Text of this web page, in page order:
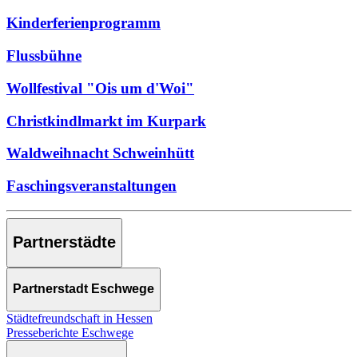
Kinderferienprogramm
Flussbühne
Wollfestival "Ois um d'Woi"
Christkindlmarkt im Kurpark
Waldweihnacht Schweinhütt
Faschingsveranstaltungen
Partnerstädte
Partnerstadt Eschwege
Städtefreundschaft in Hessen
Presseberichte Eschwege